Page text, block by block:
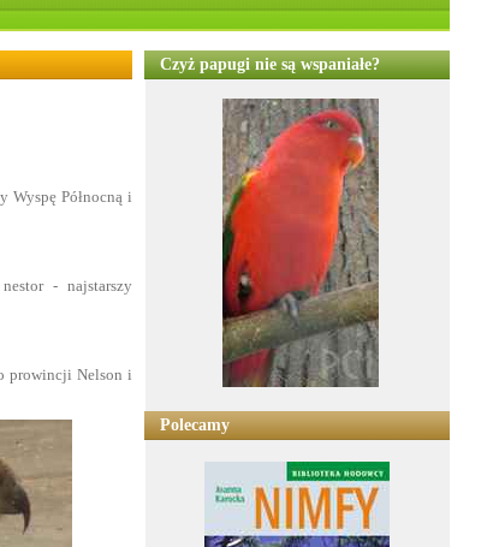
Wyspę Północną i
- najstarszy
prowincji Nelson i
Czyż papugi nie są wspaniałe?
Polecamy